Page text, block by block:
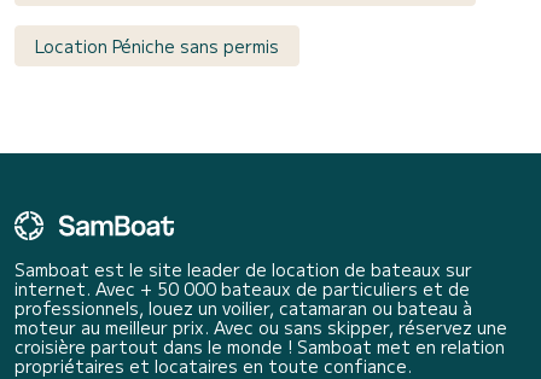
Location Péniche sans permis
Samboat est le site leader de location de bateaux sur
internet. Avec + 50 000 bateaux de particuliers et de
professionnels, louez un voilier, catamaran ou bateau à
moteur au meilleur prix. Avec ou sans skipper, réservez une
croisière partout dans le monde ! Samboat met en relation
propriétaires et locataires en toute confiance.